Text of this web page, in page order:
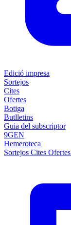
Edició impresa
Sortejos
Cites
Ofertes
Botiga
Butlletins
Guia del subscriptor
9GEN
Hemeroteca
Sortejos Cites Ofertes